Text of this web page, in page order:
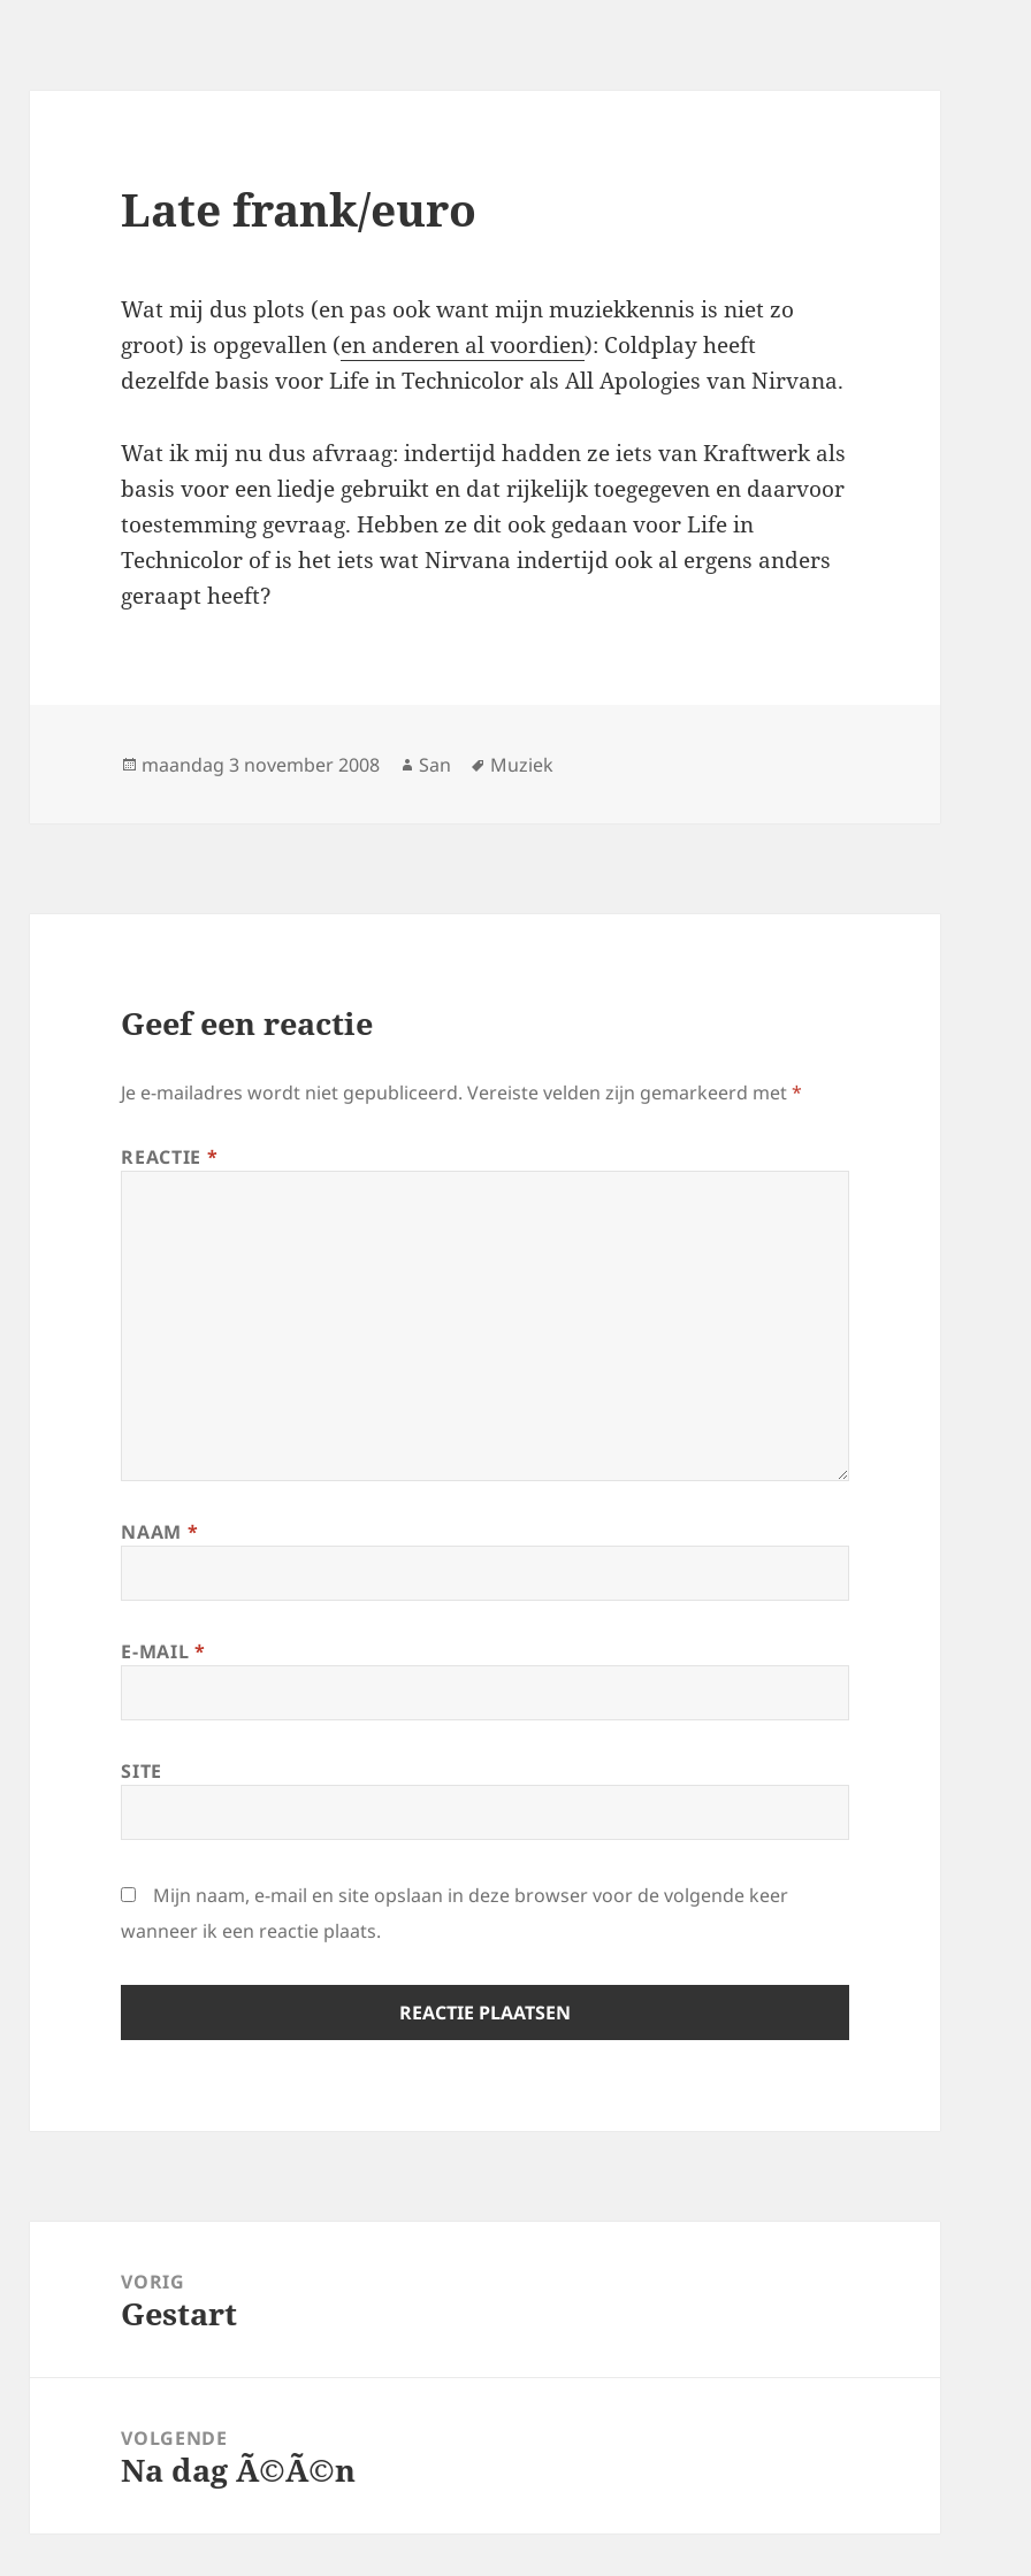
Late frank/euro
Wat mij dus plots (en pas ook want mijn muziekkennis is niet zo
groot) is opgevallen (en anderen al voordien): Coldplay heeft
dezelfde basis voor Life in Technicolor als All Apologies van Nirvana.
Wat ik mij nu dus afvraag: indertijd hadden ze iets van Kraftwerk als
basis voor een liedje gebruikt en dat rijkelijk toegegeven en daarvoor
toestemming gevraag. Hebben ze dit ook gedaan voor Life in
Technicolor of is het iets wat Nirvana indertijd ook al ergens anders
geraapt heeft?
Geplaatst
maandag 3 november 2008 Auteur
San Tags
Muziek
Geef een reactie
Je e-mailadres wordt niet gepubliceerd. Vereiste velden zijn gemarkeerd met*
REACTIE *
NAAM *
E-MAIL *
SITE
Mijn naam, e-mail en site opslaan in deze browser voor de volgende keer
wanneer ik een reactie plaats.
navigatieVORIG
Vorig
Gestart
VOLGENDE
Volgend
Na dag Ã©Ã©n